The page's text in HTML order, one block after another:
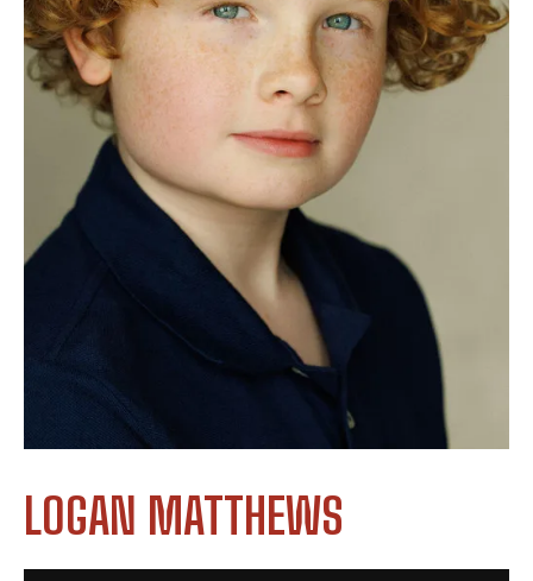
LOGAN MATTHEWS